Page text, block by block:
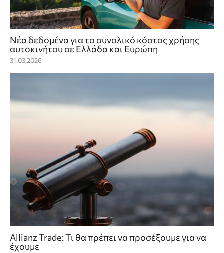
Νέα δεδομένα για το συνολικό κόστος χρήσης
αυτοκινήτου σε Ελλάδα και Ευρώπη
31.03.2026
Allianz Trade: Τι θα πρέπει να προσέξουμε για να
έχουμε